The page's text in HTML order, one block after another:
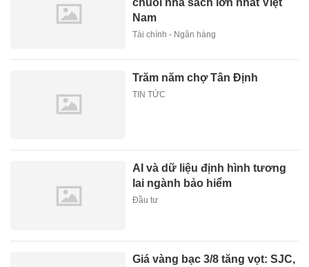
Nam
Tài chính - Ngân hàng
Trăm năm chợ Tân Định
TIN TỨC
AI và dữ liệu định hình tương
lai ngành bảo hiểm
Đầu tư
Giá vàng bạc 3/8 tăng vọt: SJC,